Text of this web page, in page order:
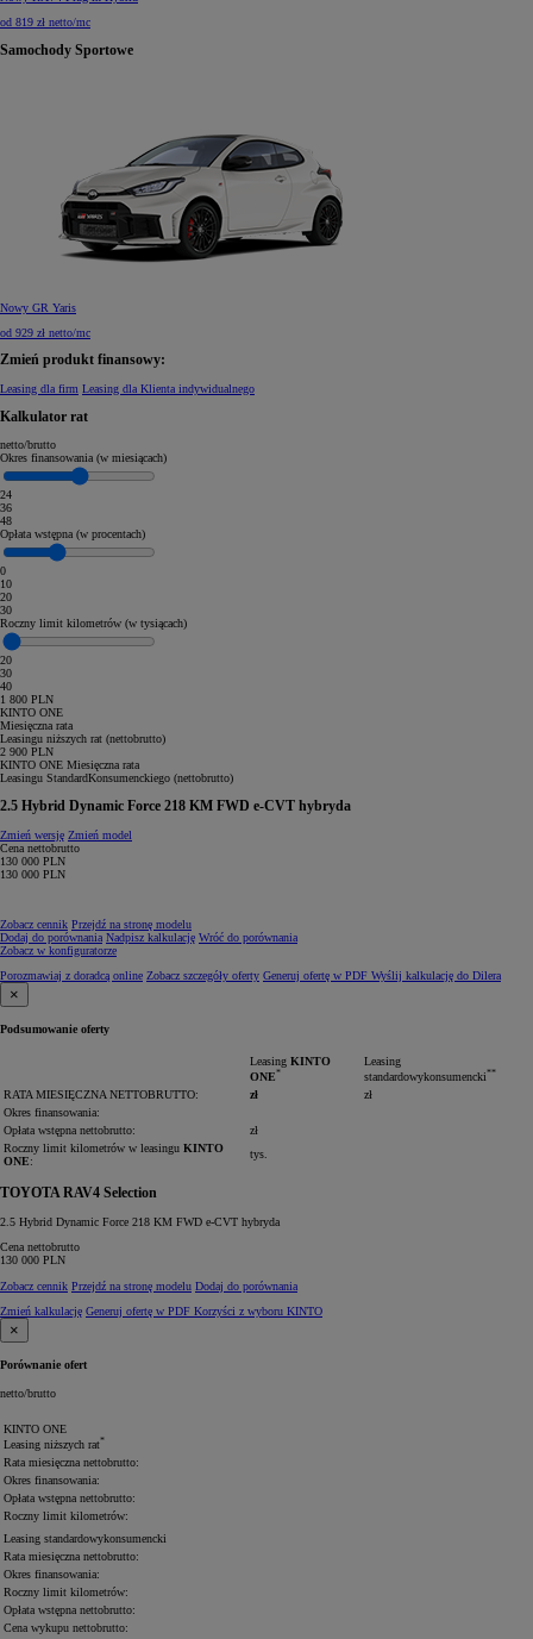
od 819 zł netto/mc
Samochody Sportowe
Nowy GR Yaris
od 929 zł netto/mc
Zmień produkt finansowy:
Leasing dla firm Leasing dla Klienta indywidualnego
Kalkulator rat
netto/brutto
Okres finansowania (w miesiącach)
24
36
48
Opłata wstępna (w procentach)
0
10
20
30
Roczny limit kilometrów (w tysiącach)
20
30
40
1 800 PLN
KINTO ONE
Miesięczna rata
Leasingu niższych rat (nettobrutto)
2 900 PLN
KINTO ONE Miesięczna rata
Leasingu StandardKonsumenckiego (nettobrutto)
2.5 Hybrid Dynamic Force 218 KM FWD e-CVT hybryda
Zmień wersję Zmień model
Cena nettobrutto
130 000 PLN
130 000 PLN
Zobacz cennik Przejdź na stronę modelu
Dodaj do porównania Nadpisz kalkulację Wróć do porównania
Zobacz w konfiguratorze
Porozmawiaj z doradcą online Zobacz szczegóły oferty Generuj ofertę w PDF Wyślij kalkulację do Dilera
×
Podsumowanie oferty
Leasing KINTO
ONE*
Leasing
standardowykonsumencki**
RATA MIESIĘCZNANETTOBRUTTO: zł
zł
Okres finansowania:
Opłata wstępna nettobrutto:
zł
Roczny limit kilometrów w leasingu KINTO
ONE:
tys.
TOYOTA RAV4 Selection
2.5 Hybrid Dynamic Force 218 KM FWD e-CVT hybryda
Cena nettobrutto
130 000 PLN
Zobacz cennik Przejdź na stronę modelu Dodaj do porównania
Zmień kalkulację Generuj ofertę w PDF Korzyści z wyboru KINTO
×
Porównanie ofert
netto/brutto
KINTO ONE
Leasing niższych rat*
Rata miesięczna nettobrutto:
Okres finansowania:
Opłata wstępna nettobrutto:
Roczny limit kilometrów:
Leasing standardowykonsumencki
Rata miesięczna nettobrutto:
Okres finansowania:
Roczny limit kilometrów:
Opłata wstępna nettobrutto:
Cena wykupu nettobrutto: